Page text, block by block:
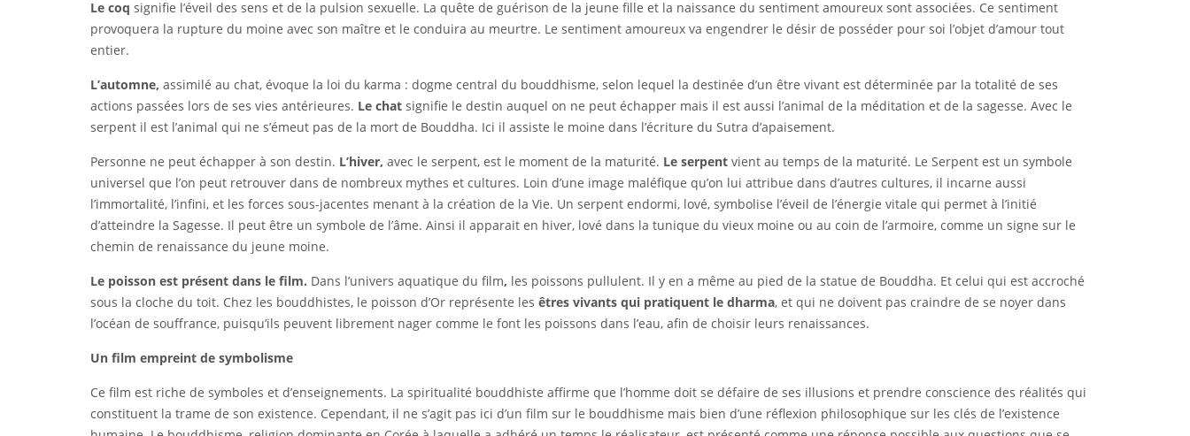
Le coq signifie l’éveil des sens et de la pulsion sexuelle. La quête de guérison de la jeune fille et la naissance du sentiment amoureux sont associées. Ce sentiment
provoquera la rupture du moine avec son maître et le conduira au meurtre. Le sentiment amoureux va engendrer le désir de posséder pour soi l’objet d’amour tout
entier.
L’automne, assimilé au chat, évoque la loi du karma : dogme central du bouddhisme, selon lequel la destinée d’un être vivant est déterminée par la totalité de ses
actions passées lors de ses vies antérieures. Le chat signifie le destin auquel on ne peut échapper mais il est aussi l’animal de la méditation et de la sagesse. Avec le
serpent il est l’animal qui ne s’émeut pas de la mort de Bouddha. Ici il assiste le moine dans l’écriture du Sutra d’apaisement.
Personne ne peut échapper à son destin. L’hiver, avec le serpent, est le moment de la maturité. Le serpent vient au temps de la maturité. Le Serpent est un symbole
universel que l’on peut retrouver dans de nombreux mythes et cultures. Loin d’une image maléfique qu’on lui attribue dans d’autres cultures, il incarne aussi
l’immortalité, l’infini, et les forces sous-jacentes menant à la création de la Vie. Un serpent endormi, lové, symbolise l’éveil de l’énergie vitale qui permet à l’initié
d’atteindre la Sagesse. Il peut être un symbole de l’âme. Ainsi il apparait en hiver, lové dans la tunique du vieux moine ou au coin de l’armoire, comme un signe sur le
chemin de renaissance du jeune moine.
Le poisson est présent dans le film. Dans l’univers aquatique du film, les poissons pullulent. Il y en a même au pied de la statue de Bouddha. Et celui qui est accroché
sous la cloche du toit. Chez les bouddhistes, le poisson d’Or représente les êtres vivants qui pratiquent le dharma, et qui ne doivent pas craindre de se noyer dans
l’océan de souffrance, puisqu’ils peuvent librement nager comme le font les poissons dans l’eau, afin de choisir leurs renaissances.
Un film empreint de symbolisme
Ce film est riche de symboles et d’enseignements. La spiritualité bouddhiste affirme que l’homme doit se défaire de ses illusions et prendre conscience des réalités qui
constituent la trame de son existence. Cependant, il ne s’agit pas ici d’un film sur le bouddhisme mais bien d’une réflexion philosophique sur les clés de l’existence